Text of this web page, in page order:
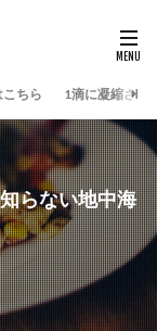
ちら 1滴に凝縮され
らない地中海